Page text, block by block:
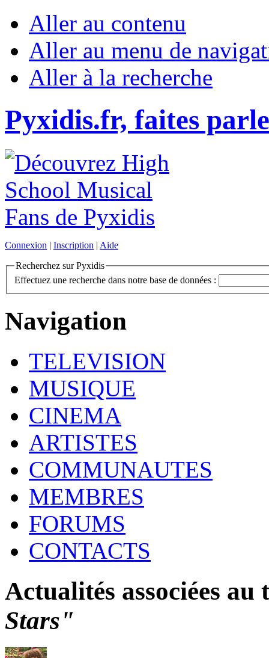
Aller au contenu
Aller au menu de
Aller à la recherche
Pyxidis.fr, faites
Connexion | Inscription | Aide
Recherchez sur Pyxidis
Effectuez une recherche dans notre base de données :
Navigation
TELEVISION
MUSIQUE
CINEMA
ARTISTES
COMMUNAUTES
MEMBRES
FORUMS
CONTACTS
Actualités associées au
Stars"